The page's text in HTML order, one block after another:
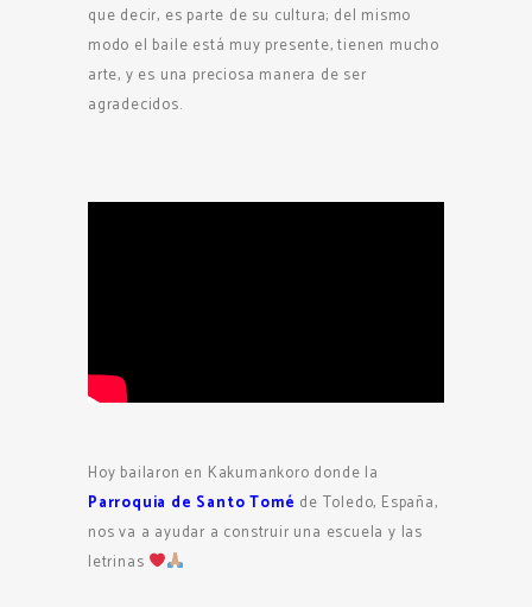
que decir, es parte de su cultura; del mismo
modo el baile está muy presente, tienen mucho
arte, y es una preciosa manera de ser
agradecidos.
Hoy bailaron en Kakumankoro donde la
Parroquia de Santo Tomé de Toledo, España,
nos va a ayudar a construir una escuela y las
letrinas